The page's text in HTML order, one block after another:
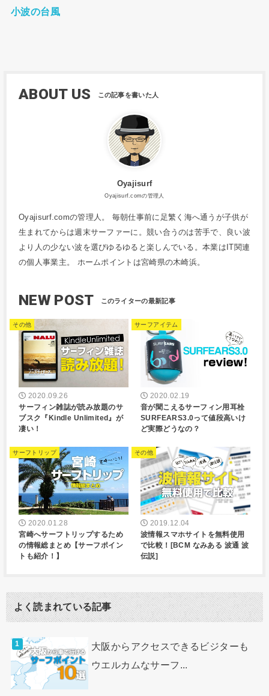
小波の台風
ABOUT US
Oyajisurf
Oyajisurf.comの管理人
Oyajisurf.comの管理人。 毎朝仕事前に足繁く海へ通うが子供が
生まれてからは週末サーファーに。競い合うのは苦手で、良い波
より人の少ない波を選びゆるゆると楽しんでいる。本業はIT関連
の個人事業主。 ホームポイントは宮崎県の木崎浜。
NEW POST
その他
2020.09.26
サーフィン雑誌が読み放題のサ
ブスク『Kindle Unlimited』が
凄い！
サーフアイテム
2020.02.19
音が聞こえるサーフィン用耳栓
SURFEARS3.0って値段高いけ
ど実際どうなの？
サーフトリップ
2020.01.28
宮崎へサーフトリップするため
の情報総まとめ【サーフポイン
トも紹介！】
その他
2019.12.04
波情報スマホサイトを無料使用
で比較！[BCM なみある 波通 波
伝説]
よく読まれている記事
大阪からアクセスできるビジターも
ウエルカムなサーフ...